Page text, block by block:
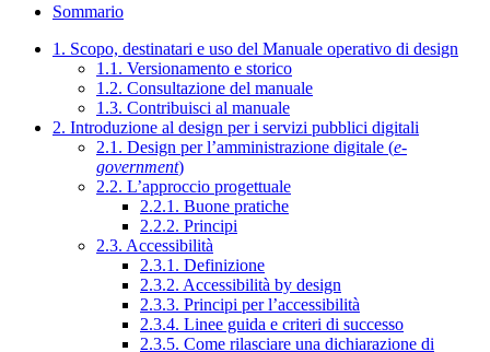
Sommario
1. Scopo, destinatari e uso del Manuale operativo di design
1.1. Versionamento e storico
1.2. Consultazione del manuale
1.3. Contribuisci al manuale
2. Introduzione al design per i servizi pubblici digitali
2.1. Design per l’amministrazione digitale (e-
government)
2.2. L’approccio progettuale
2.2.1. Buone pratiche
2.2.2. Principi
2.3. Accessibilità
2.3.1. Definizione
2.3.2. Accessibilità by design
2.3.3. Principi per l’accessibilità
2.3.4. Linee guida e criteri di successo
2.3.5. Come rilasciare una dichiarazione di